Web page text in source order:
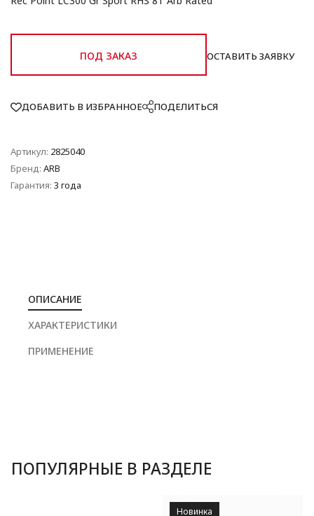
ПОД ЗАКАЗ ОСТАВИТЬ ЗАЯВКУ
ДОБАВИТЬ В ИЗБРАННОЕ ПОДЕЛИТЬСЯ
Артикул: 2825040
Бренд: ARB
Гарантия: 3 года
ОПИСАНИЕ
ХАРАКТЕРИСТИКИ
ПРИМЕНЕНИЕ
ПОПУЛЯРНЫЕ В РАЗДЕЛЕ
Новинка